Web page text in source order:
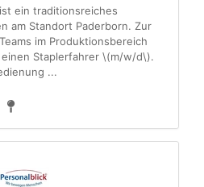
ein traditionsreiches
am Standort Paderborn. Zur
im Produktionsbereich
Staplerfahrer \(m/w/d\).
...